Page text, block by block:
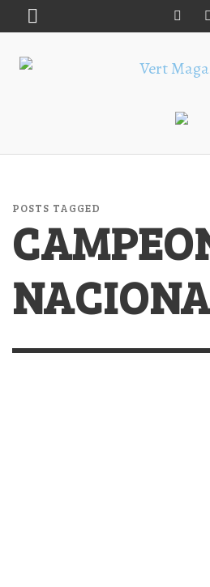
POSTS TAGGED